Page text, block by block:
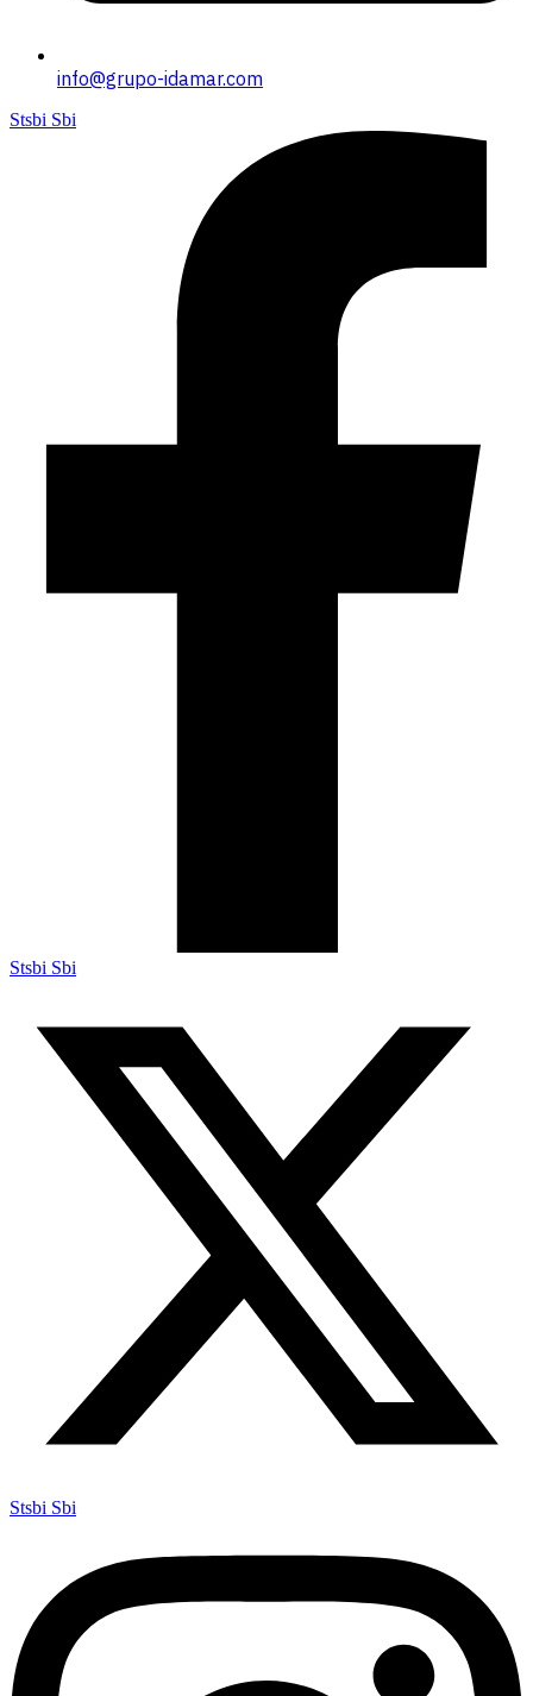
info@grupo-idamar.com
Stsbi Sbi
Stsbi Sbi
Stsbi Sbi